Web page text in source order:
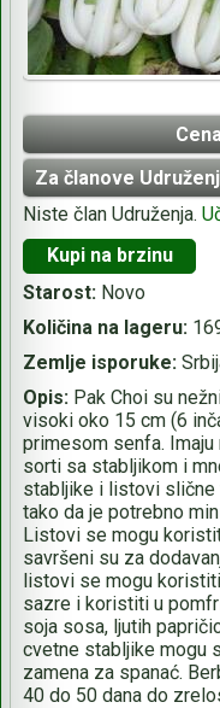
Za članove
Niste član Udruženja.
Kupi na brzinu
Starost: Novo
Količina na lageru:
Zemlje isporuke:
Opis: Pak Choi su
visoki oko 15 cm (6
primesom senfa.
sorti sa stabljikom i
stabljike i listovi slične
tako da je potrebno
Listovi se mogu
savršeni su za
listovi se mogu
sazre i koristiti u
soja sosa, ljutih
cvetne stabljike mogu
zamena za spanać.
40 do 50 dana do